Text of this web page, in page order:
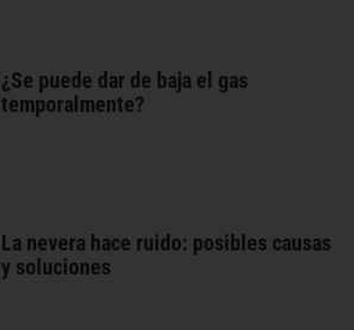
¿Se puede dar de baja el gas
temporalmente?
La nevera hace ruido: posibles causas
y soluciones